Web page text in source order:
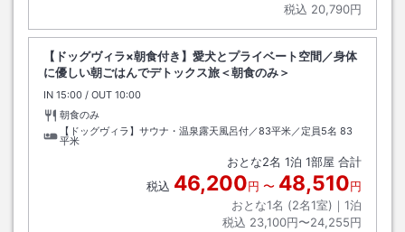
税込 20,790円
【ドッグヴィラ×朝食付き】愛犬とプライベート空間／身体
に優しい朝ごはんでデトックス旅＜朝食のみ＞
IN チェックイン
15:00 / OUT チェックアウト
10:00
朝食のみ
【ドッグヴィラ】サウナ・温泉露天風呂付／83平米／定員5名 83
平米
おとな2名 1泊 1部屋 合計
税込 46,200円 〜 48,510円
おとな1名 (2名1室)｜ 1泊
税込 23,100円〜24,255円